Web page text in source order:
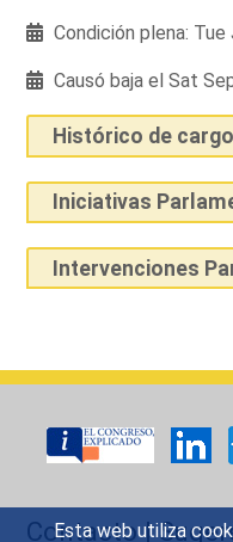
Esta web utiliza
Condición plena:
Causó baja el Sat
Histórico de
Iniciativas
Intervenciones
Contacto|